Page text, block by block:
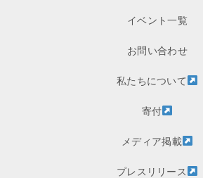
イベント一覧
お問い合わせ
私たちについて
寄付
メディア掲載
プレスリリース